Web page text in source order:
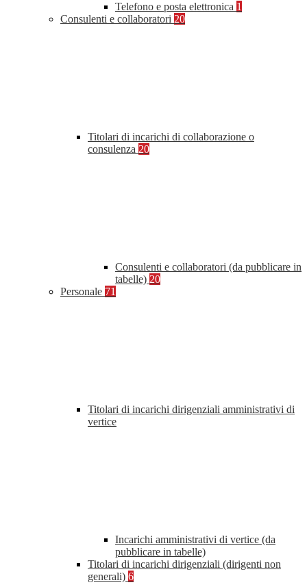
Telefono e posta elettronica 1
Consulenti e collaboratori 20
Titolari di incarichi di collaborazione o
consulenza 20
Consulenti e collaboratori (da pubblicare in
tabelle) 20
Personale 71
Titolari di incarichi dirigenziali amministrativi di
vertice
Incarichi amministrativi di vertice (da
pubblicare in tabelle)
Titolari di incarichi dirigenziali (dirigenti non
generali) 6